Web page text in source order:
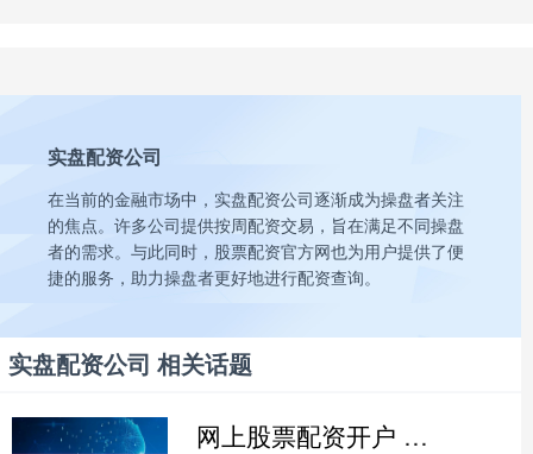
实盘配资公司
在当前的金融市场中，实盘配资公司逐渐成为操盘者关注
的焦点。许多公司提供按周配资交易，旨在满足不同操盘
者的需求。与此同时，股票配资官方网也为用户提供了便
捷的服务，助力操盘者更好地进行配资查询。
实盘配资公司 相关话题
网上股票配资开户 线上炒股配资：放大收益，解锁财富新高度